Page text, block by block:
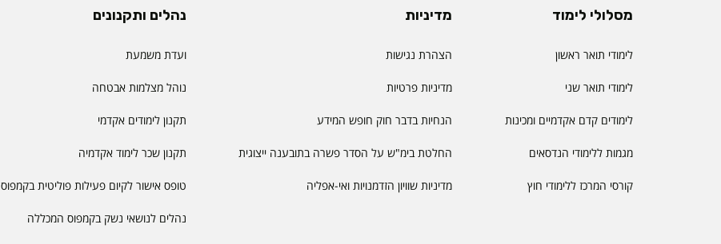
מסלולי לימוד
לימודי תואר ראשון
לימודי תואר שני
לימודים קדם אקדמיים ומכינות
מגמות ללימודי הנדסאים
קורסי המרכז ללימודי חוץ
מדיניות
הצהרת נגישות
מדיניות פרטיות
הנחיות בדבר חוק חופש המידע
החלטת בימ"ש על הסדר פשרה בתובענה ייצוגית
מדיניות שוויון הזדמנויות ואי-אפליה
נהלים ותקנונים
ועדת משמעת
נוהל מצלמות אבטחה
תקנון לימודים אקדמי
תקנון שכר לימוד אקדמיה
טופס אישור לקיום פעילות פוליטית בקמפוס
נהלים לנושאי נשק בקמפוס המכללה